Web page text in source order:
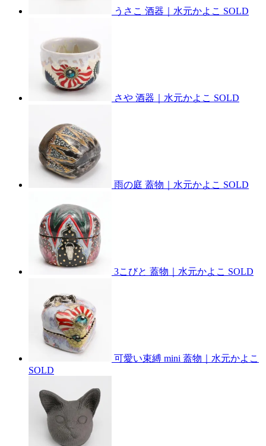
うさこ 酒器｜水元かよこ SOLD
さや 酒器｜水元かよこ SOLD
雨の庭 蓋物｜水元かよこ SOLD
3こびと 蓋物｜水元かよこ SOLD
可愛い束縛 mini 蓋物｜水元かよこ
SOLD